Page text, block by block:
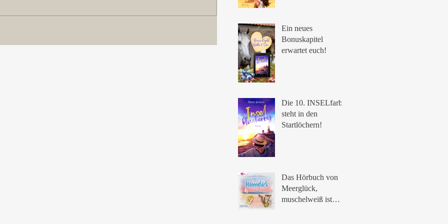
Ein neues
Bonuskapitel
erwartet euch!
Die 10. INSELfarbe
steht in den
Startlöchern!
Das Hörbuch von
Meerglück,
muschelweiß ist